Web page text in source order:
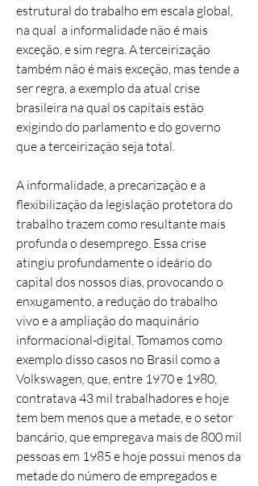
estrutural do trabalho em escala global,
na qual a informalidade não é mais
exceção, e sim regra. A terceirização
também não é mais exceção, mas tende a
ser regra, a exemplo da atual crise
brasileira na qual os capitais estão
exigindo do parlamento e do governo
que a terceirização seja total.
A informalidade, a precarização e a
flexibilização da legislação protetora do
trabalho trazem como resultante mais
profunda o desemprego. Essa crise
atingiu profundamente o ideário do
capital dos nossos dias, provocando o
enxugamento, a redução do trabalho
vivo e a ampliação do maquinário
informacional-digital. Tomamos como
exemplo disso casos no Brasil como a
Volkswagen, que, entre 1970 e 1980,
contratava 43 mil trabalhadores e hoje
tem bem menos que a metade, e o setor
bancário, que empregava mais de 800 mil
pessoas em 1985 e hoje possui menos da
metade do número de empregados e